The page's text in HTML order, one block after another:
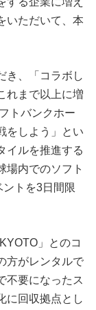
いただいて、本
き、「コラボし
れまで以上に増
トバンクホー
をしよう」とい
イルを推進する
場内でのソフト
ントを3日間限
」とのコ
方がレンタルで
不要になったス
に回収拠点とし